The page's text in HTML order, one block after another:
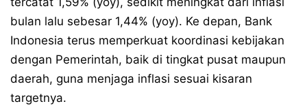
bulan lalu sebesar 1,44% (yoy). Ke depan, Bank
Indonesia terus memperkuat koordinasi kebijakan
dengan Pemerintah, baik di tingkat pusat maupun
daerah, guna menjaga inflasi sesuai kisaran
targetnya.